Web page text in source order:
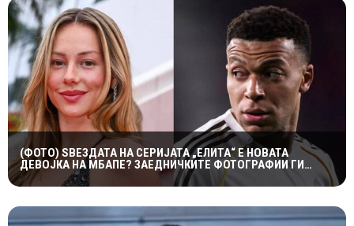
(ФОТО) ЅВЕЗДАТА НА СЕРИЈАТА „ЕЛИТА“ Е НОВАТА
ДЕВОЈКА НА МБАПЕ? ЗАЕДНИЧКИТЕ ФОТОГРАФИИ ГИ
РАЗГОРЕА ГЛАСИНИТЕ